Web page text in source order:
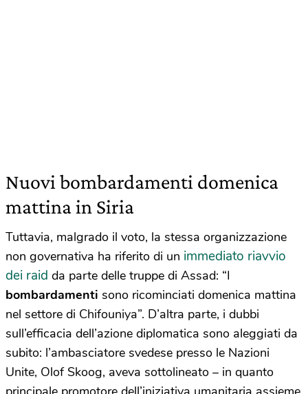
Nuovi bombardamenti domenica
mattina in Siria
Tuttavia, malgrado il voto, la stessa organizzazione
non governativa ha riferito di un immediato riavvio
dei raid da parte delle truppe di Assad: “I
bombardamenti sono ricominciati domenica mattina
nel settore di Chifouniya”. D’altra parte, i dubbi
sull’efficacia dell’azione diplomatica sono aleggiati da
subito: l’ambasciatore svedese presso le Nazioni
Unite, Olof Skoog, aveva sottolineato – in quanto